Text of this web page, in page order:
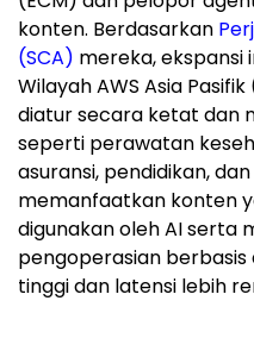
konten. Berdasarkan
(SCA) mereka, ekspansi
Wilayah AWS Asia
diatur secara ketat dan
seperti perawatan
asuransi, pendidikan,
memanfaatkan konten
digunakan oleh AI serta
pengoperasian berbasis
tinggi dan latensi lebih